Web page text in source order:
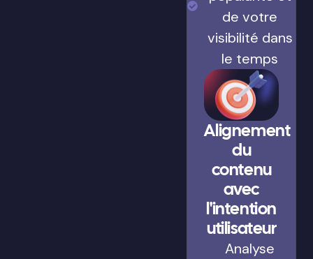
de votre
visibilité dans
le temps
Alignement
du
contenu
avec
l'intention
utilisateur
Analyse